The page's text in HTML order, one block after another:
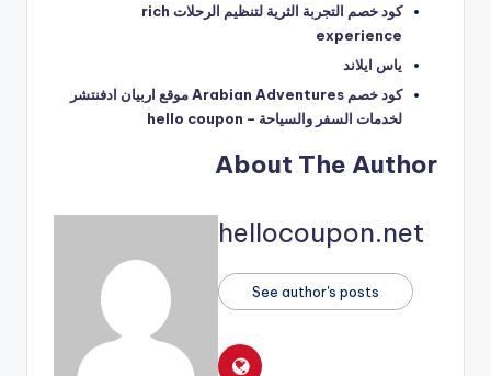
كود خصم التجربة الثرية لتنظيم الرحلات rich
experience
ياس ايلاند
كود خصم Arabian Adventures موقع اربيان ادفنتشر
لخدمات السفر والسياحة – hello coupon
About The Author
hellocoupon.net
See author's posts